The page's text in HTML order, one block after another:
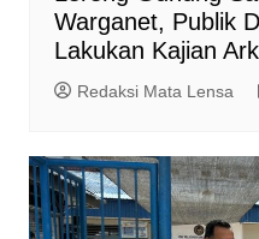
Warganet, Publik
Lakukan Kajian
Redaksi Mata Lensa